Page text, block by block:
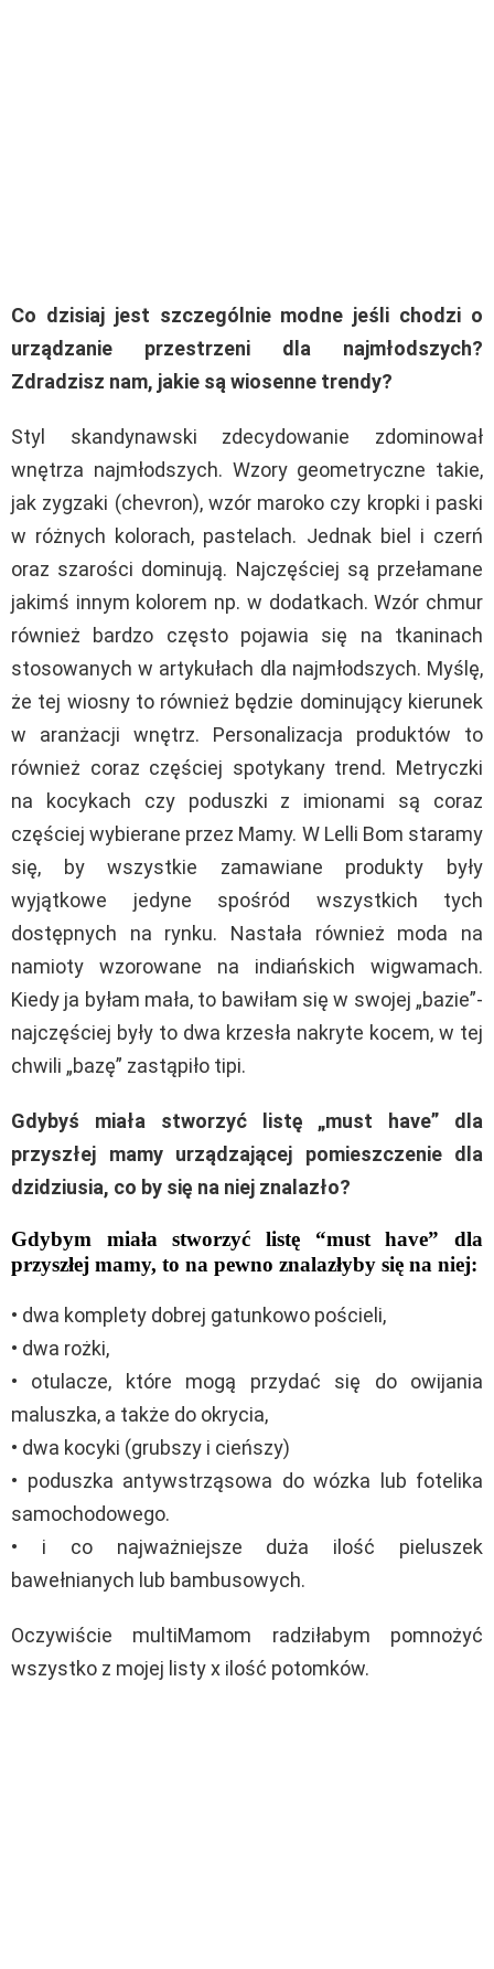
Co dzisiaj jest szczególnie modne jeśli chodzi o
urządzanie przestrzeni dla najmłodszych?
Zdradzisz nam, jakie są wiosenne trendy?
Styl skandynawski zdecydowanie zdominował
wnętrza najmłodszych. Wzory geometryczne takie,
jak zygzaki (chevron), wzór maroko czy kropki i paski
w różnych kolorach, pastelach. Jednak biel i czerń
oraz szarości dominują. Najczęściej są przełamane
jakimś innym kolorem np. w dodatkach. Wzór chmur
również bardzo często pojawia się na tkaninach
stosowanych w artykułach dla najmłodszych. Myślę,
że tej wiosny to również będzie dominujący kierunek
w aranżacji wnętrz. Personalizacja produktów to
również coraz częściej spotykany trend. Metryczki
na kocykach czy poduszki z imionami są coraz
częściej wybierane przez Mamy. W Lelli Bom staramy
się, by wszystkie zamawiane produkty były
wyjątkowe jedyne spośród wszystkich tych
dostępnych na rynku. Nastała również moda na
namioty wzorowane na indiańskich wigwamach.
Kiedy ja byłam mała, to bawiłam się w swojej „bazie”-
najczęściej były to dwa krzesła nakryte kocem, w tej
chwili „bazę” zastąpiło tipi.
Gdybyś miała stworzyć listę „must have” dla
przyszłej mamy urządzającej pomieszczenie dla
dzidziusia, co by się na niej znalazło?
Gdybym miała stworzyć listę “must have” dla
przyszłej mamy, to na pewno znalazłyby się na niej:
• dwa komplety dobrej gatunkowo pościeli,
• dwa rożki,
• otulacze, które mogą przydać się do owijania
maluszka, a także do okrycia,
• dwa kocyki (grubszy i cieńszy)
• poduszka antywstrząsowa do wózka lub fotelika
samochodowego.
• i co najważniejsze duża ilość pieluszek
bawełnianych lub bambusowych.
Oczywiście multiMamom radziłabym pomnożyć
wszystko z mojej listy x ilość potomków.